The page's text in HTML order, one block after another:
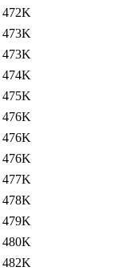
472K
473K
473K
474K
475K
476K
476K
476K
477K
478K
479K
480K
482K